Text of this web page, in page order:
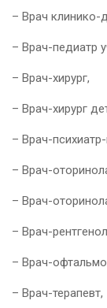
– Врач клинико-
– Врач-педиатр
– Врач-хирург,
– Врач-хирург
– Врач-
– Врач-
– Врач-
– Врач-
– Врач-
– Врач-терапевт,